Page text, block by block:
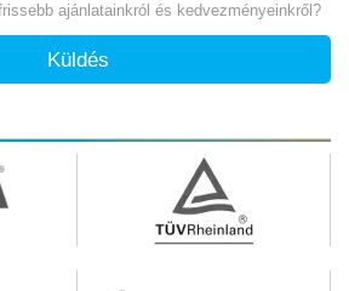
ajánlatainkról és kedvezményeinkről?
Küldés